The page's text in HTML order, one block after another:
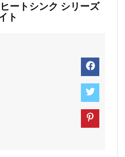
ートシンク シリーズ
ト